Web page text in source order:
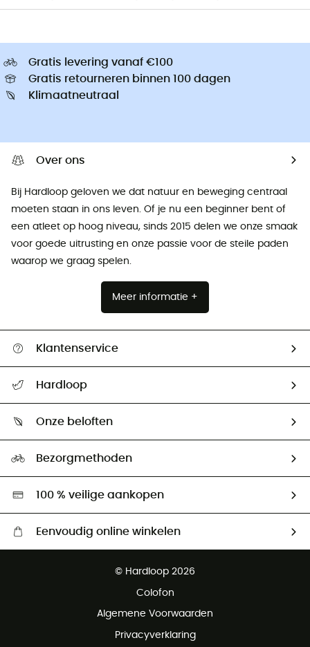
Gratis levering vanaf €100
Gratis retourneren binnen 100 dagen
Klimaatneutraal
Over ons
Bij Hardloop geloven we dat natuur en beweging centraal
moeten staan ​​in ons leven. Of je nu een beginner bent of
een atleet op hoog niveau, sinds 2015 delen we onze smaak
voor goede uitrusting en onze passie voor de steile paden
waarop we graag spelen.
Meer informatie +
Klantenservice
Retourzendingen & Terugbetalingen
Hardloop
Ambassadeurs
Onze beloften
Hardgreen
Bezorgmethoden
100 % veilige aankopen
Eenvoudig online winkelen
Gratis retourneren binnen 100 dagen
© Hardloop 2026
Colofon
Algemene Voorwaarden
Privacyverklaring